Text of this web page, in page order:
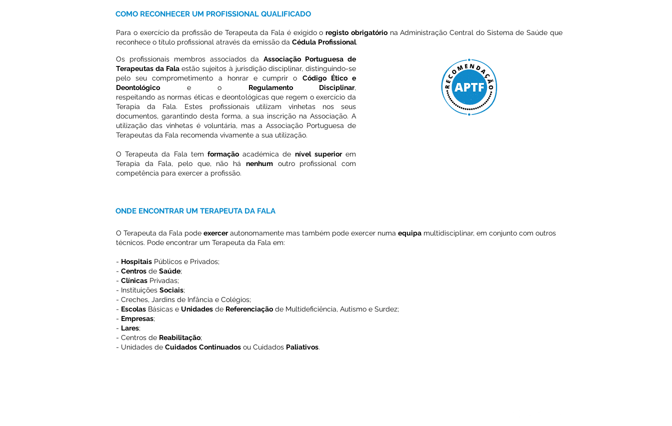
COMO RECONHECER UM PROFISSIONAL QUALIFICADO
Para o exercício da profissão de Terapeuta da Fala é exigido oregisto obrigatóriona Administração Central do Sistema de Saúde que
reconhece o título profissional através da emissão da Cédula Profissional.
Os profissionais membros associados daAssociação Portuguesa de
Terapeutas da Falaestão sujeitos à jurisdição disciplinar, distinguindo-se
pelo seu comprometimento a honrar e cumprir o Código Ético e
Deontológico e o Regulamento Disciplinar,
respeitando as normas éticas e deontológicas que regem o exercício da
Terapia da Fala. Estes profissionais utilizam vinhetas nos seus
documentos, garantindo desta forma, a sua inscrição na Associação. A
utilização das vinhetas é voluntária, mas a Associação Portuguesa de
Terapeutas da Fala recomenda vivamente a sua utilização.
O Terapeuta da Fala tem formação académica de nível superiorem
Terapia da Fala, pelo que, não há nenhumoutro profissional com
competência para exercer a profissão.
ONDE ENCONTRAR UM TERAPEUTA DA FALA
O Terapeuta da Fala pode exercerautonomamente mas também pode exercer numa equipa multidisciplinar, em conjunto com outros
técnicos. Pode encontrar um Terapeuta da Fala em:
- Hospitais Públicos e Privados;
- Centros de Saúde;
- Clínicas Privadas;
- Instituições Sociais;
- Creches, Jardins de Infância e Colégios;
- Escolas Básicas e Unidades de Referenciação de Multideficiência, Autismo e Surdez;
- Empresas;
- Lares;
- Centros de Reabilitação;
- Unidades de Cuidados Continuados ou Cuidados Paliativos.